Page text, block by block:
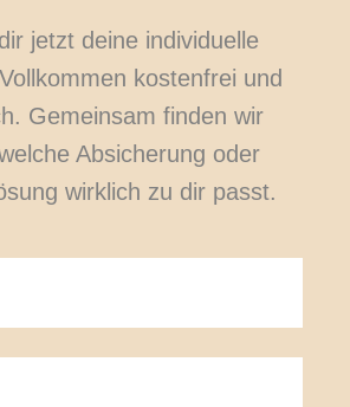
jetzt deine individuelle
kostenfrei und
Gemeinsam finden wir
Absicherung oder
wirklich zu dir passt.